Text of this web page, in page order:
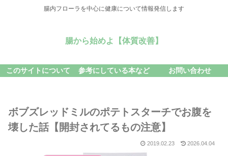
腸内フローラを中心に健康について情報発信します
腸から始めよ【体質改善】
このサイトについて 参考にしている本など お問い合わせ
ボブズレッドミルのポテトスターチでお腹を
壊した話【開封されてるもの注意】
2019.02.23 2026.04.04